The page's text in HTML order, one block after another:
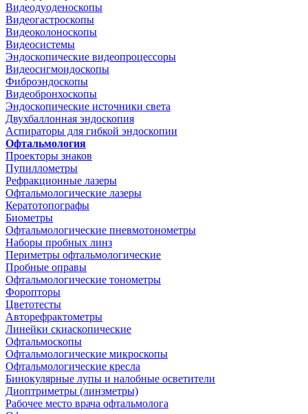
Видеодуоденоскопы
Видеогастроскопы
Видеоколоноскопы
Видеосистемы
Эндоскопические видеопроцессоры
Видеосигмоидоскопы
Фиброэндоскопы
Видеобронхоскопы
Эндоскопические источники света
Двухбаллонная эндоскопия
Аспираторы для гибкой эндоскопии
Офтальмология
Проекторы знаков
Пупиллометры
Рефракционные лазеры
Офтальмологические лазеры
Кератотопографы
Биометры
Офтальмологические пневмотонометры
Наборы пробных линз
Периметры офтальмологические
Пробные оправы
Офтальмологические тонометры
Форопторы
Цветотесты
Авторефрактометры
Линейки скиаскопические
Офтальмоскопы
Офтальмологические микроскопы
Офтальмологические кресла
Бинокулярные лупы и налобные осветители
Диоптриметры (линзметры)
Рабочее место врача офтальмолога